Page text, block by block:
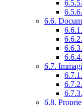
6.6.
6.7.
6.8.